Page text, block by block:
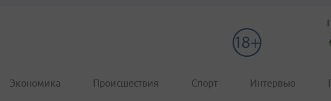
Экономика Происшествия Спорт Интервью